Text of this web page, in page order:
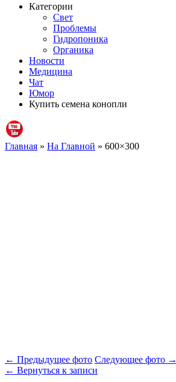
Категории
Свет
Проблемы
Гидропоника
Органика
Новости
Медицина
Чат
Юмор
Купить семена конопли
Главная » На Главной » 600×300
← Предыдущее фото Следующее фото →
← Вернуться к записи